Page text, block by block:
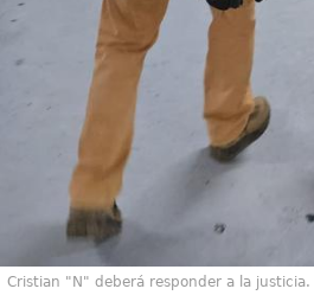
Cristian "N" deberá responder a la justicia.